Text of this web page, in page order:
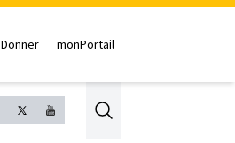
Donner monPortail
Search